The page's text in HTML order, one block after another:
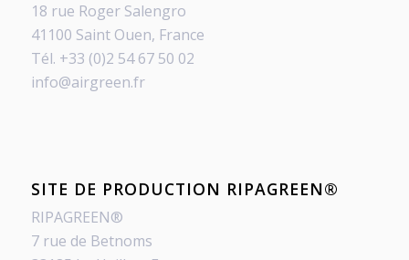
18 rue Roger Salengro
41100 Saint Ouen, France
Tél. +33 (0)2 54 67 50 02
info@airgreen.fr
SITE DE PRODUCTION RIPAGREEN®
RIPAGREEN®
7 rue de Betnoms